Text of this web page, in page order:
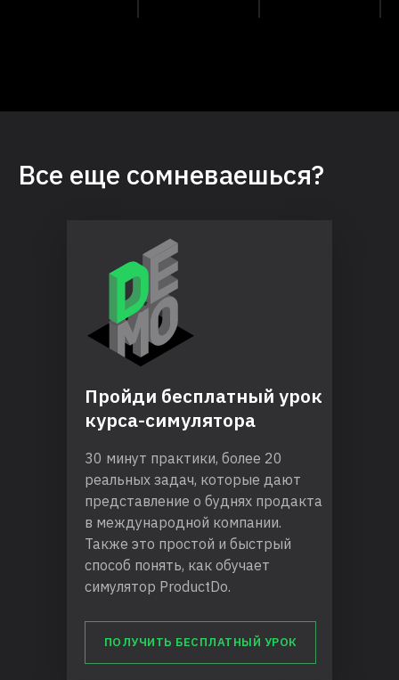
Все еще сомневаешься?
Пройди бесплатный урок
курса-симулятора
30 минут практики, более 20
реальных задач, которые дают
представление о буднях продакта
в международной компании.
Также это простой и быстрый
способ понять, как обучает
симулятор ProductDo.
ПОЛУЧИТЬ БЕСПЛАТНЫЙ УРОК